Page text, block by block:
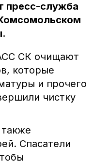
пресс-служба
СК очищают
которые
и прочего
чистку
Спасатели